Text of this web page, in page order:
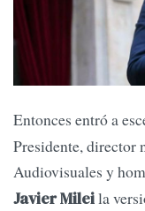
Entonces entró a
Presidente, director
Audiovisuales y
Javier Mileila